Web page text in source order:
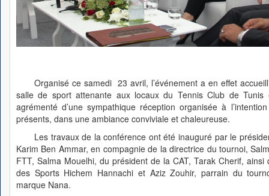
Organisé ce samedi 23 avril, l’événement a en effet
salle de sport attenante aux locaux du Tennis Club de
agrémenté d’une sympathique réception organisée à
présents, dans une ambiance conviviale et chaleureuse.
Les travaux de la conférence ont été inauguré par le
Karim Ben Ammar, en compagnie de la directrice du tournoi,
FTT, Salma Mouelhi, du président de la CAT, Tarak Cherif,
des Sports Hichem Hannachi et Aziz Zouhir, parrain du
marque Nana.